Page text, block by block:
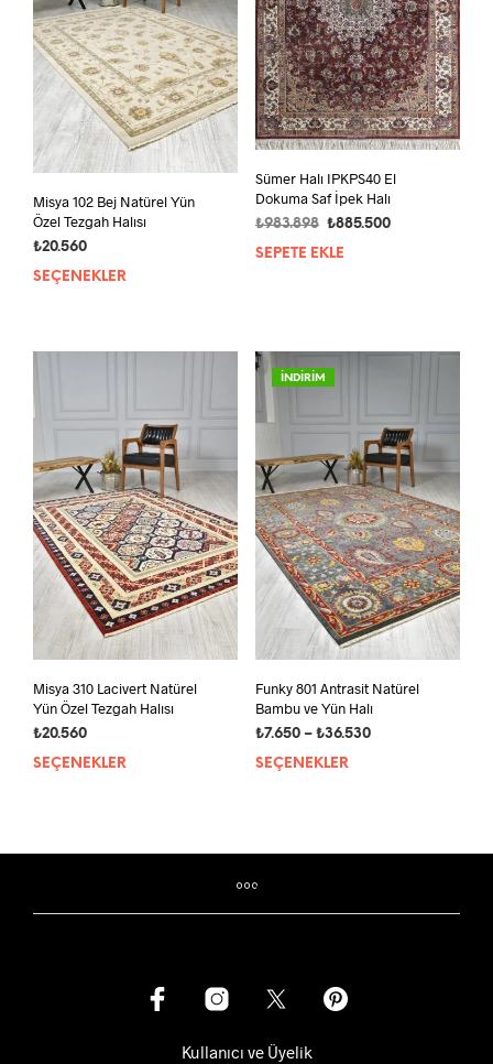
Misya 102 Bej Natürel Yün
Özel Tezgah Halısı
₺20.560
SEÇENEKLER
fazla
varyasyonu
Seçenekler
sayfasından
seçilebilir
Sümer Halı IPKPS40 El
Dokuma Saf İpek Halı
₺983.898 Orijinal
fiyat:
₺885.500Şu
SEPETE EKLE
Misya 310 Lacivert Natürel
Yün Özel Tezgah Halısı
₺20.560
SEÇENEKLER
Bu
varyasyonu
var.
İNDİRİM
Funky 801 Antrasit Natürel
Bambu ve Yün Halı
₺7.650 – ₺36.530Fiyat
SEÇENEKLER
Kullanıcı ve Üyelik